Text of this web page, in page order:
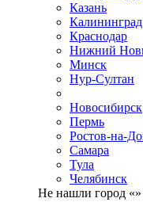
Казань
Калининград
Краснодар
Нижний
Минск
Нур-Султан
Новосибирск
Пермь
Ростов-на-
Самара
Тула
Челябинск
Не нашли город «